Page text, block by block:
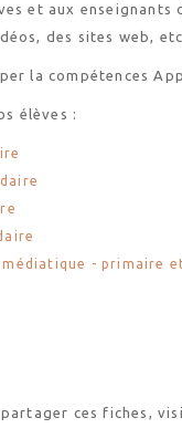
et aux enseignants
des sites web,
la compétences
élèves :
- primaire
ces fiches,